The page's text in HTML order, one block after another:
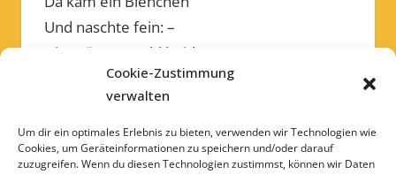
Cookie-Zustimmung
verwalten
Um dir ein optimales Erlebnis zu bieten, verwenden wir Technologien wie
Cookies, um Geräteinformationen zu speichern und/oder darauf
zuzugreifen. Wenn du diesen Technologien zustimmst, können wir Daten
Und naschte fein: –
Die müssen wohl beide
Füreinander sein.
Johann Wolfgang von Goethe
Diese Website verwendet Cookies – nähere Informationen